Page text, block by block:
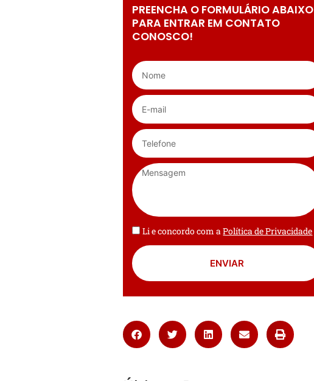
PREENCHA O FORMULÁRIO ABAIXO
PARA ENTRAR EM CONTATO
CONOSCO!
Li e concordo com aPolítica de Privacidade
ENVIAR